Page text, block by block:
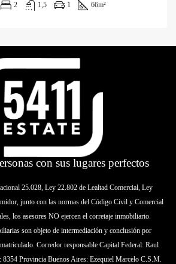
2 1,5 1 66m²
con sus lugares perfectos
25.028, Ley 22.802 de Lealtad Comercial, Ley
junto con las normas del Código Civil y Comercial
los asesores NO ejercen el corretaje inmobiliario.
son objeto de intermediación y conclusión por
Corredor responsable Capital Federal: Raul
Provincia Buenos Aires: Ezequiel Marcelo C.S.M.